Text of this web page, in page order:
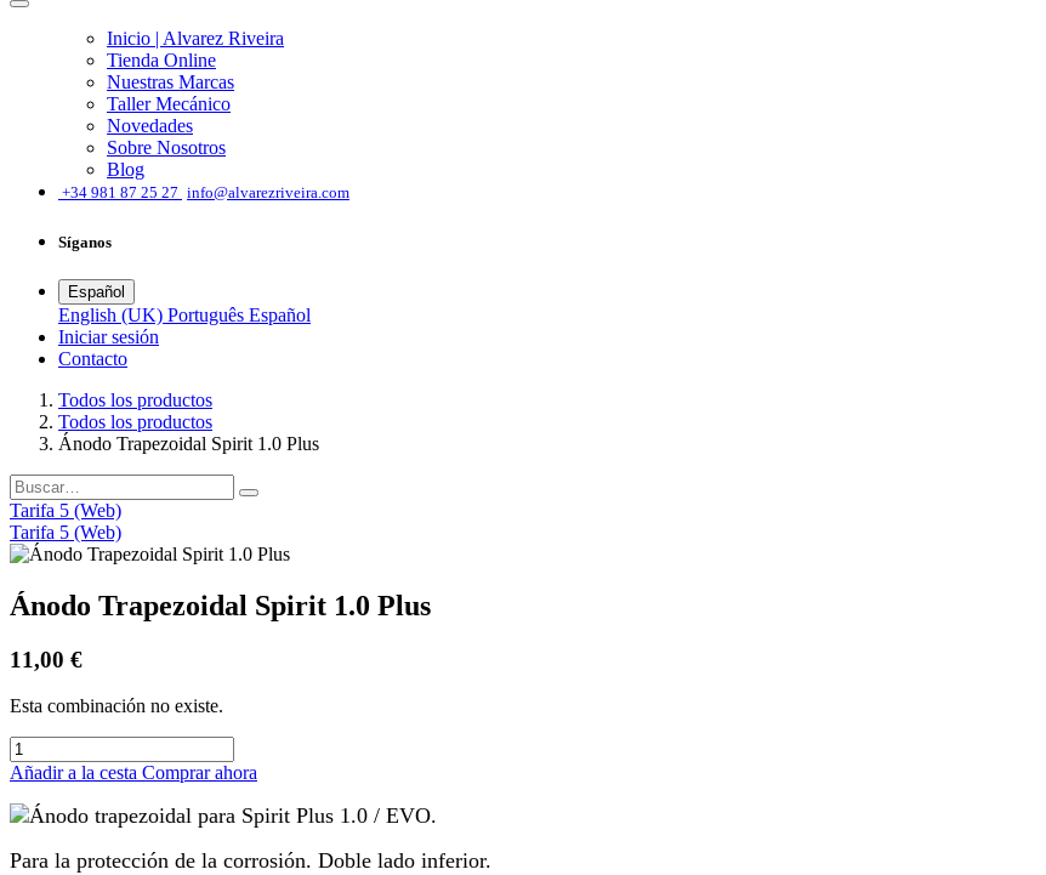
Inicio | Alvarez Riveira
Tienda Online
Nuestras Marcas
Taller Mecánico
Novedades
Sobre Nosotros
Blog
+34 981 87 25 27 info@alvarezriveira.com
Síganos
Español
English (UK) Português Español
Iniciar sesión
​Contacto
Todos los productos
Todos los productos
Ánodo Trapezoidal Spirit 1.0 Plus
Tarifa 5 (Web)
Tarifa 5 (Web)
Ánodo Trapezoidal Spirit 1.0 Plus
11,00 €
Esta combinación no existe.
Añadir a la cesta Comprar ahora
Ánodo trapezoidal para Spirit Plus 1.0 / EVO.
Para la protección de la corrosión. Doble lado inferior.